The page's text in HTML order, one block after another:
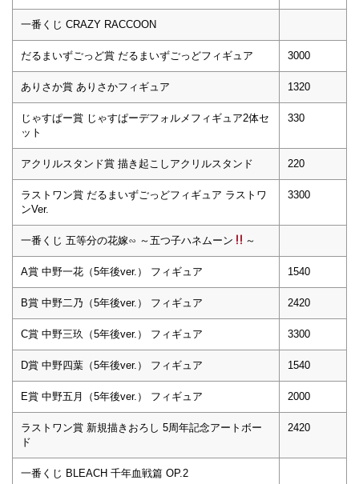
一番くじ CRAZY RACCOON
だるまいずごっど賞 だるまいずごっどフィギュア 3000
ありさか賞 ありさかフィギュア 1320
じゃすぱー賞 じゃすぱーデフォルメフィギュア2体セ
ット
330
アクリルスタンド賞 描き起こしアクリルスタンド 220
ラストワン賞 だるまいずごっどフィギュア ラストワ
ンVer.
3300
一番くじ 五等分の花嫁∽ ～五つ子ハネムーン ～
A賞 中野一花（5年後ver.） フィギュア 1540
B賞 中野二乃（5年後ver.） フィギュア 2420
C賞 中野三玖（5年後ver.） フィギュア 3300
D賞 中野四葉（5年後ver.） フィギュア 1540
E賞 中野五月（5年後ver.） フィギュア 2000
ラストワン賞 新規描きおろし 5周年記念アートボー
ド
2420
一番くじ BLEACH 千年血戦篇 OP.2